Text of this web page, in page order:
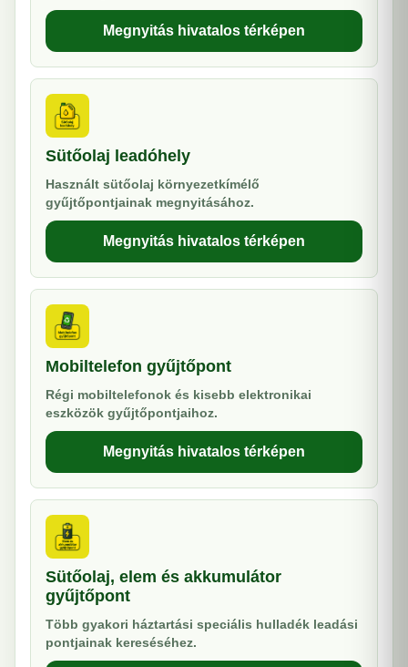
Megnyitás hivatalos térképen
Sütőolaj leadóhely
Használt sütőolaj környezetkímélő
gyűjtőpontjainak megnyitásához.
Megnyitás hivatalos térképen
Mobiltelefon gyűjtőpont
Régi mobiltelefonok és kisebb elektronikai
eszközök gyűjtőpontjaihoz.
Megnyitás hivatalos térképen
Sütőolaj, elem és akkumulátor
gyűjtőpont
Több gyakori háztartási speciális hulladék leadási
pontjainak kereséséhez.